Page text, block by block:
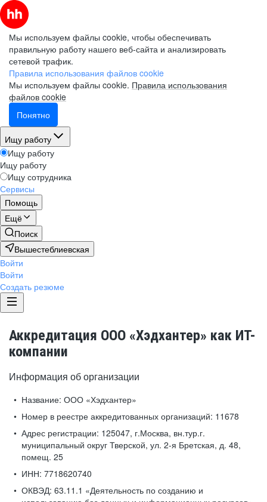
Мы используем файлы cookie, чтобы обеспечивать
правильную работу нашего веб-сайта и анализировать
сетевой трафик.
Правила использования файлов cookie
Мы используем файлы cookie. Правила использования
файлов cookie
Понятно
Ищу работу
Ищу работу
Ищу работу
Ищу сотрудника
Сервисы
Помощь
Ещё
Поиск
Вышестеблиевская
Войти
Войти
Создать резюме
Аккредитация ООО «Хэдхантер» как ИТ-
компании
Информация об организации
Название: ООО «Хэдхантер»
Номер в реестре аккредитованных организаций: 11678
Адрес регистрации: 125047, г.Москва, вн.тур.г.
муниципальный округ Тверской, ул. 2-я Бретская, д. 48,
помещ. 25
ИНН: 7718620740
ОКВЭД: 63.11.1 «Деятельность по созданию и